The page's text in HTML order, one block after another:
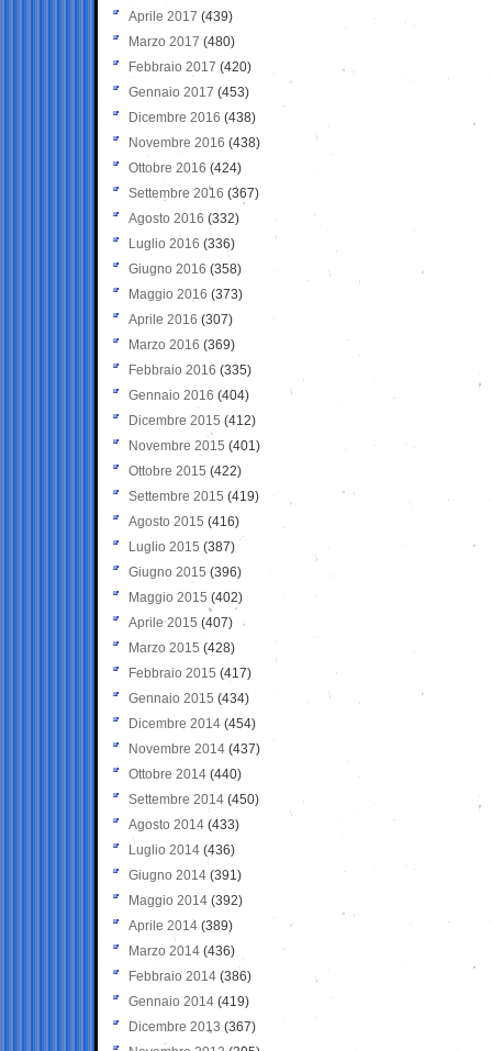
Aprile 2017 (439)
Marzo 2017 (480)
Febbraio 2017 (420)
Gennaio 2017 (453)
Dicembre 2016 (438)
Novembre 2016 (438)
Ottobre 2016 (424)
Settembre 2016 (367)
Agosto 2016 (332)
Luglio 2016 (336)
Giugno 2016 (358)
Maggio 2016 (373)
Aprile 2016 (307)
Marzo 2016 (369)
Febbraio 2016 (335)
Gennaio 2016 (404)
Dicembre 2015 (412)
Novembre 2015 (401)
Ottobre 2015 (422)
Settembre 2015 (419)
Agosto 2015 (416)
Luglio 2015 (387)
Giugno 2015 (396)
Maggio 2015 (402)
Aprile 2015 (407)
Marzo 2015 (428)
Febbraio 2015 (417)
Gennaio 2015 (434)
Dicembre 2014 (454)
Novembre 2014 (437)
Ottobre 2014 (440)
Settembre 2014 (450)
Agosto 2014 (433)
Luglio 2014 (436)
Giugno 2014 (391)
Maggio 2014 (392)
Aprile 2014 (389)
Marzo 2014 (436)
Febbraio 2014 (386)
Gennaio 2014 (419)
Dicembre 2013 (367)